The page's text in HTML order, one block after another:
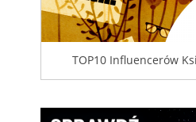
TOP10 Influencerów